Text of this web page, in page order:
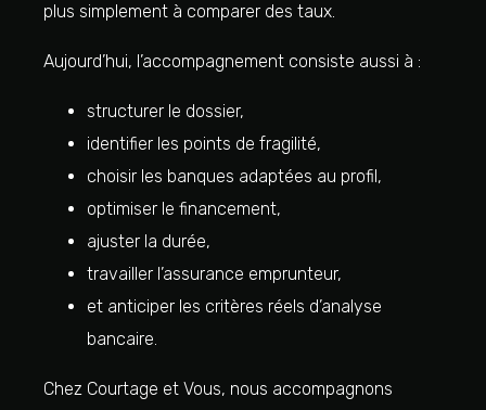
plus simplement à comparer des taux.
Aujourd’hui, l’accompagnement consiste aussi à :
structurer le dossier,
identifier les points de fragilité,
choisir les banques adaptées au profil,
optimiser le financement,
ajuster la durée,
travailler l’assurance emprunteur,
et anticiper les critères réels d’analyse
bancaire.
Chez Courtage et Vous, nous accompagnons